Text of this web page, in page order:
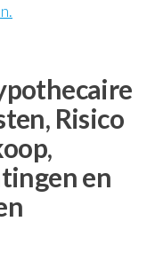
Risico
en